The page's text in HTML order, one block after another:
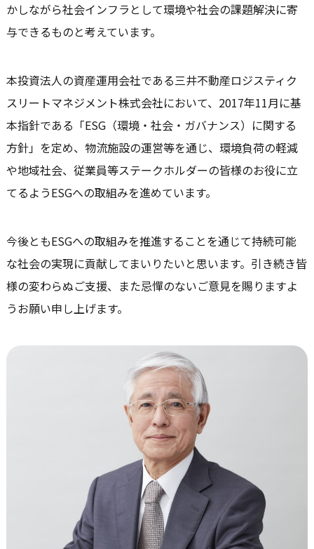
かしながら社会インフラとして環境や社会の課題解決に寄
与できるものと考えています。
本投資法人の資産運用会社である三井不動産ロジスティク
スリートマネジメント株式会社において、2017年11月に基
本指針である「ESG（環境・社会・ガバナンス）に関する
方針」を定め、物流施設の運営等を通じ、環境負荷の軽減
や地域社会、従業員等ステークホルダーの皆様のお役に立
てるようESGへの取組みを進めています。
今後ともESGへの取組みを推進することを通じて持続可能
な社会の実現に貢献してまいりたいと思います。引き続き皆
様の変わらぬご支援、また忌憚のないご意見を賜りますよ
うお願い申し上げます。